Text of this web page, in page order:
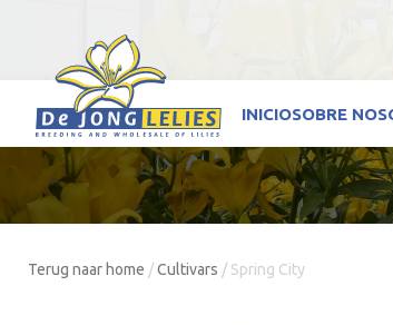
INICIOSOBRE
Terug naar home /Cultivars / Spring City